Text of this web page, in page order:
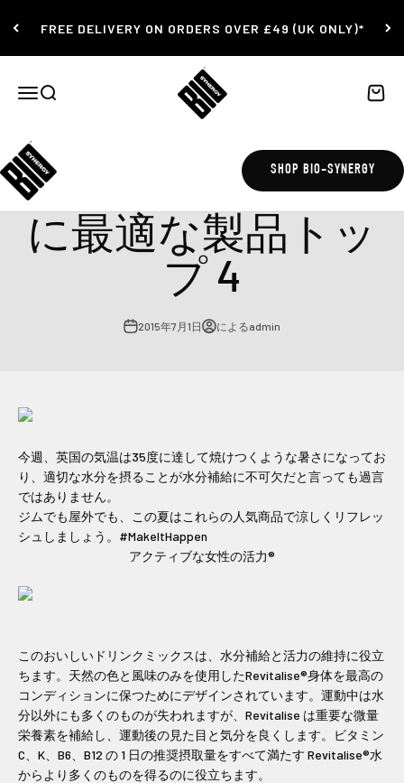
FREE DELIVERY ON ORDERS OVER £49 (UK ONLY)*
ナビゲーションメニューを開く
検索を開く
Bio-Synergy
カー
SHOP BIO-SYNERGY
この夏の水分補給
に最適な製品トッ
プ 4
2015年7月1日 によるadmin
今週、英国の気温は35度に達して焼けつくような暑さになってお
り、適切な水分を摂ることが水分補給に不可欠だと言っても過言
ではありません。
ジムでも屋外でも、この夏はこれらの人気商品で涼しくリフレッ
シュしましょう。#MakeItHappen
アクティブな女性の活力®
このおいしいドリンクミックスは、水分補給と活力の維持に役立
ちます。天然の色と風味のみを使用したRevitalise®身体を最高の
コンディションに保つためにデザインされています。運動中は水
分以外にも多くのものが失われますが、Revitalise は重要な微量
栄養素を補給し、運動後の見た目と気分を良くします。ビタミン
C、K、B6、B12 の 1 日の推奨摂取量をすべて満たす Revitalise®水
からより多くのものを得るのに役立ちます。